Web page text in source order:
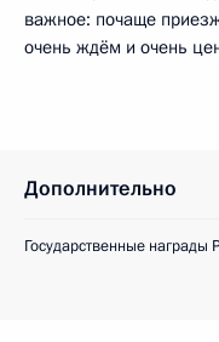
важное: почаще
очень ждём и очень
Дополнительно
Государственные